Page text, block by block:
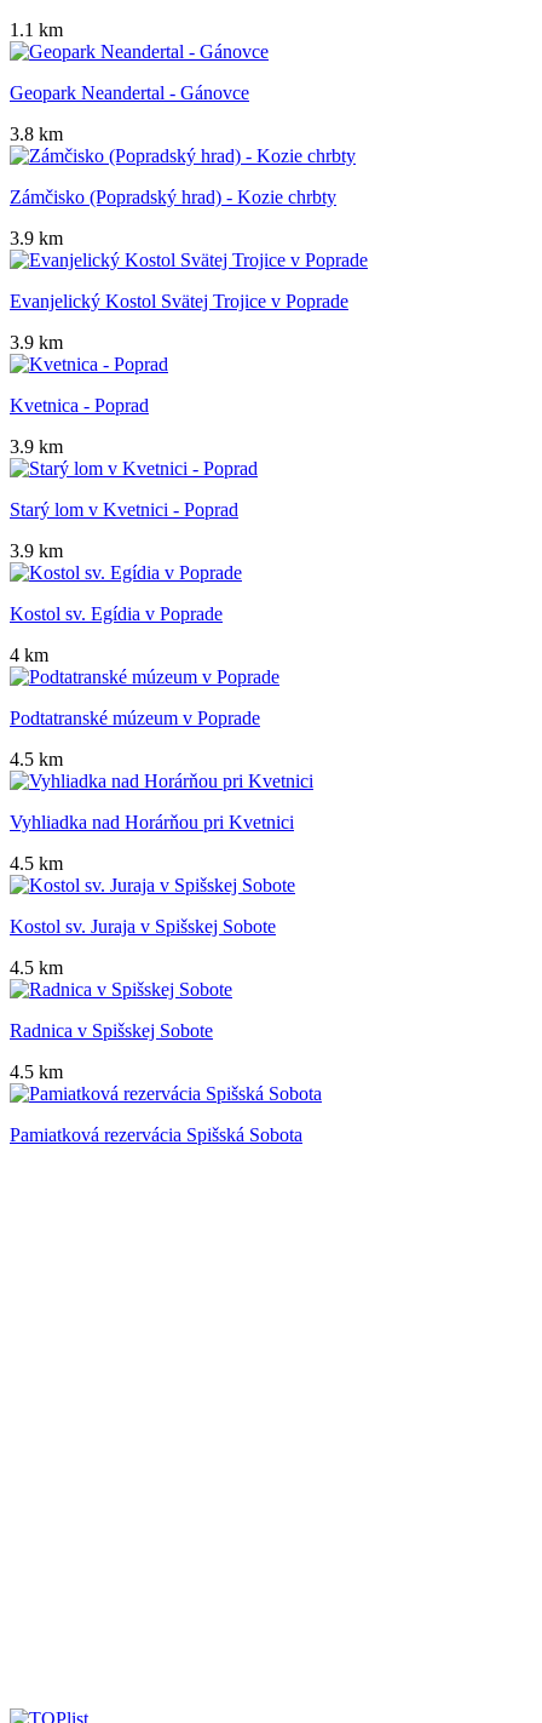
1.1 km
Geopark Neandertal - Gánovce
3.8 km
Zámčisko (Popradský hrad) - Kozie chrbty
3.9 km
Evanjelický Kostol Svätej Trojice v Poprade
3.9 km
Kvetnica - Poprad
3.9 km
Starý lom v Kvetnici - Poprad
3.9 km
Kostol sv. Egídia v Poprade
4 km
Podtatranské múzeum v Poprade
4.5 km
Vyhliadka nad Horárňou pri Kvetnici
4.5 km
Kostol sv. Juraja v Spišskej Sobote
4.5 km
Radnica v Spišskej Sobote
4.5 km
Pamiatková rezervácia Spišská Sobota